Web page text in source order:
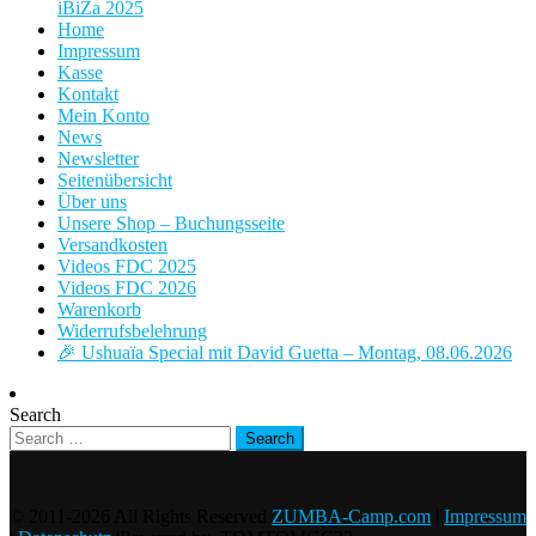
iBiZa 2025
Home
Impressum
Kasse
Kontakt
Mein Konto
News
Newsletter
Seitenübersicht
Über uns
Unsere Shop – Buchungsseite
Versandkosten
Videos FDC 2025
Videos FDC 2026
Warenkorb
Widerrufsbelehrung
🎉 Ushuaïa Special mit David Guetta – Montag, 08.06.2026
Search
ZUMBA-Camp.com
Impressum